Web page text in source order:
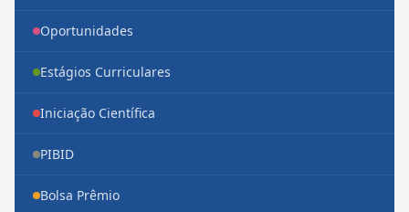
Oportunidades
Estágios Curriculares
Iniciação Científica
PIBID
Bolsa Prêmio